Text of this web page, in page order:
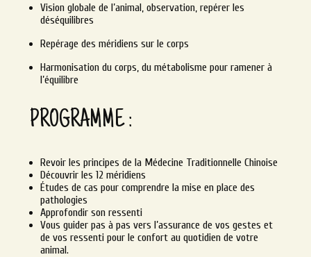
Vision globale de l’animal, observation, repérer les
déséquilibres
Repérage des méridiens sur le corps
Harmonisation du corps, du métabolisme pour ramener à
l’équilibre
PROGRAMME :
Revoir les principes de la Médecine Traditionnelle Chinoise
Découvrir les 12 méridiens
Études de cas pour comprendre la mise en place des
pathologies
Approfondir son ressenti
Vous guider pas à pas vers l’assurance de vos gestes et
de vos ressenti pour le confort au quotidien de votre
animal.